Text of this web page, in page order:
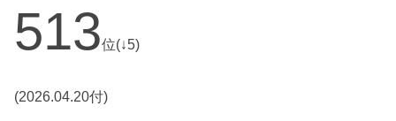
513位(↓5)
(2026.04.20付)